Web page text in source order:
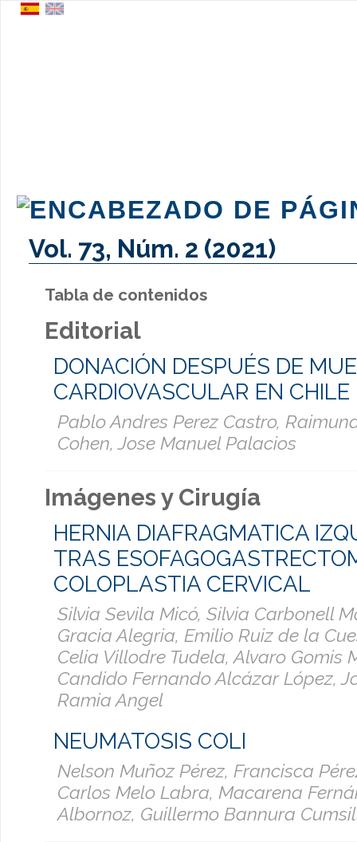
Vol. 73, Núm. 2 (2021)
Tabla de contenidos
Editorial
DONACIÓN DESPUÉS DE
CARDIOVASCULAR EN CHILE
Pablo Andres Perez Castro,
Cohen, Jose Manuel Palacios
Imágenes y Cirugía
HERNIA DIAFRAGMATICA
TRAS
COLOPLASTIA CERVICAL
Silvia Sevila Micó, Silvia Carbonell
Gracia Alegria, Emilio Ruiz de la
Celia Villodre Tudela, Alvaro Gomis
Candido Fernando Alcázar López,
Ramia Angel
NEUMATOSIS COLI
Nelson Muñoz Pérez, Francisca
Carlos Melo Labra, Macarena
Albornoz, Guillermo Bannura